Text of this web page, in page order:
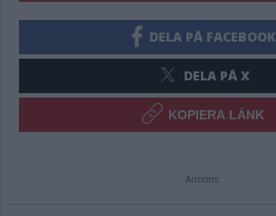
DELA PÅ FACEBOOK
DELA PÅ X
KOPIERA LÄNK
Annons: